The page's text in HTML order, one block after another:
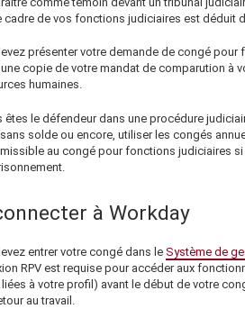
cadre de vos fonctions judiciaires est déduit
présenter votre demande de congé pour
copie de votre mandat de comparution à
humaines.
êtes le défendeur dans une procédure
solde ou encore, utiliser les congés
au congé pour fonctions judiciaires
à Workday
entrer votre congé dans le Système de
RPV est requise pour accéder aux
à votre profil) avant le début de votre
au travail.